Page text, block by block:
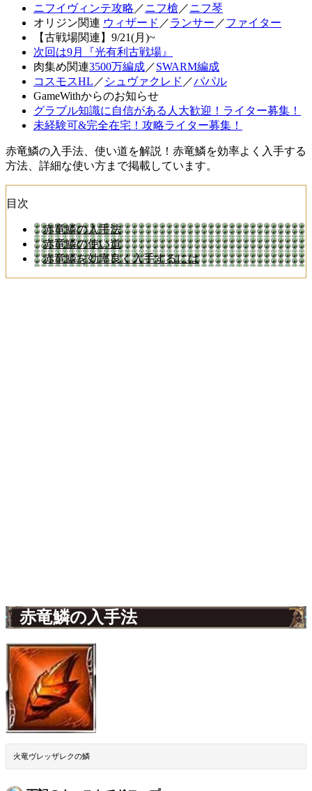
ニフイヴィンテ攻略 ／ニフ槍 ／ニフ琴
オリジン関連 ウィザード ／ランサー ／ファイター
【古戦場関連】9/21(月)~
次回は9月『光有利古戦場』
肉集め関連3500万編成／SWARM編成
コスモスHL ／ シュヴァクレド ／パパル
GameWithからのお知らせ
グラブル知識に自信がある人大歓迎！ライター募集！
未経験可&完全在宅！攻略ライター募集！
赤竜鱗の入手法、使い道を解説！赤竜鱗を効率よく入手する
方法、詳細な使い方まで掲載しています。
目次
赤竜鱗の入手法
赤竜鱗の使い道
赤竜鱗を効率良く入手するには
赤竜鱗の入手法
火竜ヴレッザレクの鱗